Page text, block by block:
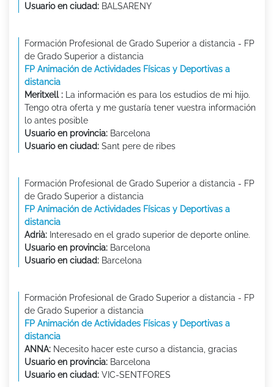
Usuario en ciudad: BALSARENY
Formación Profesional de Grado Superior a distancia - FP
de Grado Superior a distancia
FP Animación de Actividades Físicas y Deportivas a
distancia
Meritxell : La información es para los estudios de mi hijo.
Tengo otra oferta y me gustaría tener vuestra información
lo antes posible
Usuario en provincia: Barcelona
Usuario en ciudad: Sant pere de ribes
Formación Profesional de Grado Superior a distancia - FP
de Grado Superior a distancia
FP Animación de Actividades Físicas y Deportivas a
distancia
Adrià: Interesado en el grado superior de deporte online.
Usuario en provincia: Barcelona
Usuario en ciudad: Barcelona
Formación Profesional de Grado Superior a distancia - FP
de Grado Superior a distancia
FP Animación de Actividades Físicas y Deportivas a
distancia
ANNA: Necesito hacer este curso a distancia, gracias
Usuario en provincia: Barcelona
Usuario en ciudad: VIC-SENTFORES